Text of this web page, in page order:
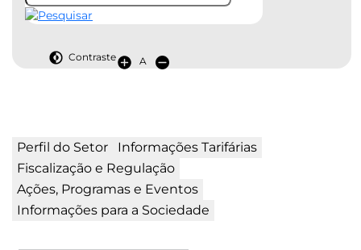
Contraste A
Perfil do Setor
Informações Tarifárias
Fiscalização e Regulação
Ações, Programas e Eventos
Informações para a Sociedade